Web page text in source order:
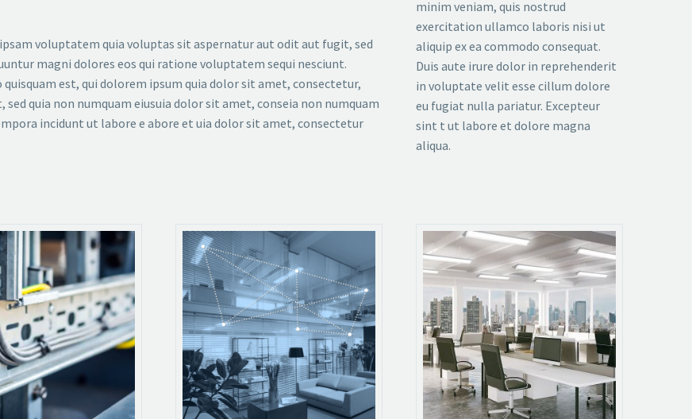
voluptatem quia voluptas sit aspernatur aut odit aut fugit, sed
magni dolores eos qui ratione voluptatem sequi nesciunt.
quisquam est, qui dolorem ipsum quia dolor sit amet, consectetur,
sed quia non numquam eiusuia dolor sit amet, conseia non numquam
incidunt ut labore e abore et uia dolor sit amet, consectetur
minim veniam, quis nostrud
exercitation ullamco laboris nisi ut
aliquip ex ea commodo consequat.
Duis aute irure dolor in reprehenderit
in voluptate velit esse cillum dolore
eu fugiat nulla pariatur. Excepteur
sint t ut labore et dolore magna
aliqua.